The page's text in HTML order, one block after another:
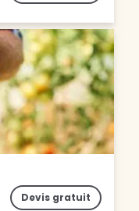
Devis gratuit